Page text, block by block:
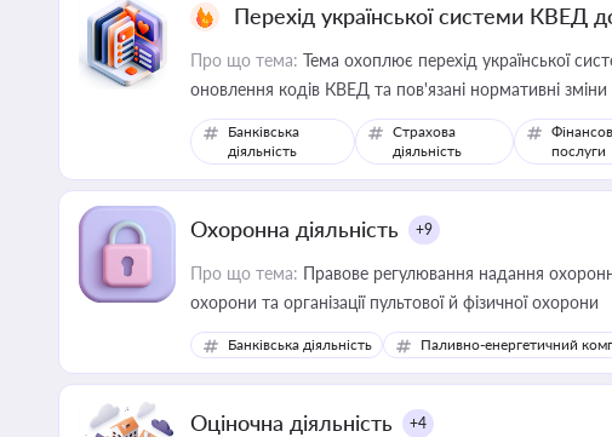
Перехід української системи КВЕД
Про що тема: Тема охоплює перехід української
оновлення кодів КВЕД та пов'язані нормативні зміни
Банківська
діяльність
Страхова
діяльність
послуги
Охоронна діяльність +9
Про що тема: Правове регулювання надання
охорони та організації пультової й фізичної охорони
Банківська діяльність Паливно-енергетичний
Оціночна діяльність +4